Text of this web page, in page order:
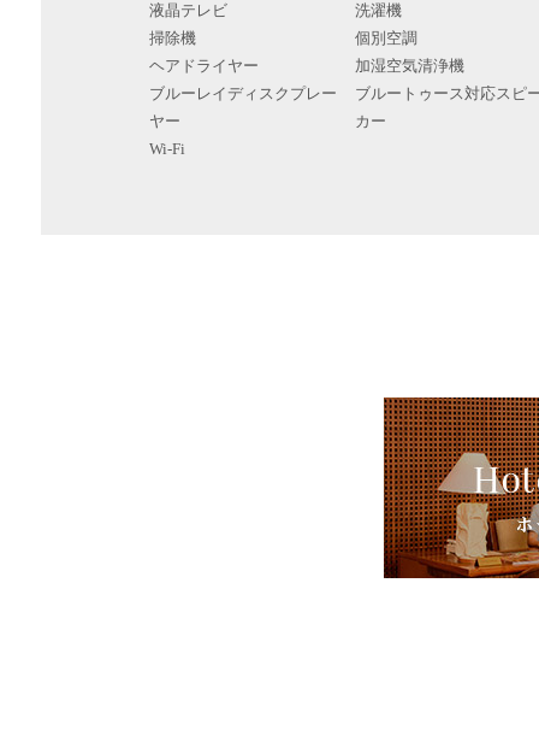
液晶テレビ
洗濯機
掃除機
個別空調
ヘアドライヤー
加湿空気清浄機
ブルーレイディスクプレー
ヤー
ブルートゥース対応スピ
カー
Wi-Fi